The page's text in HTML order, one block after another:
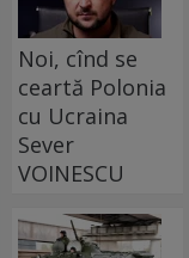
Noi, cînd se
ceartă Polonia
cu Ucraina
Sever
VOINESCU